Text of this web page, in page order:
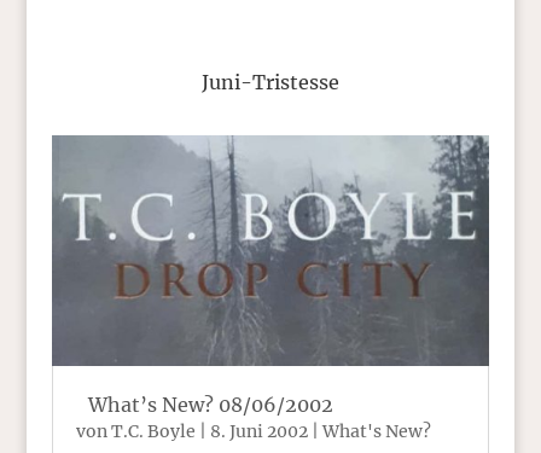
Juni-Tristesse
What’s New? 08/06/2002
von T.C. Boyle 8. Juni 2002|What's New?